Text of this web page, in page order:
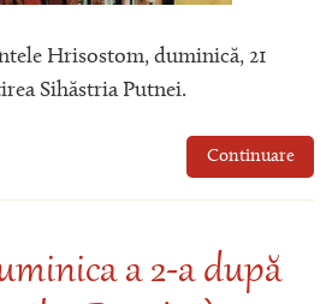
Hrisostom, duminică, 21
Sihăstria Putnei.
Continuare
a 2-a după